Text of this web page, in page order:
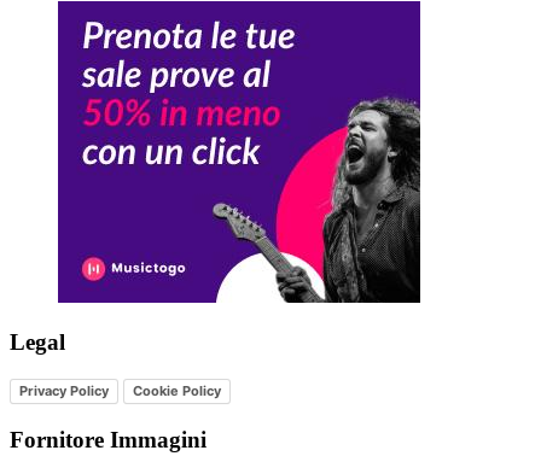
Legal
Privacy Policy Cookie Policy
Fornitore Immagini